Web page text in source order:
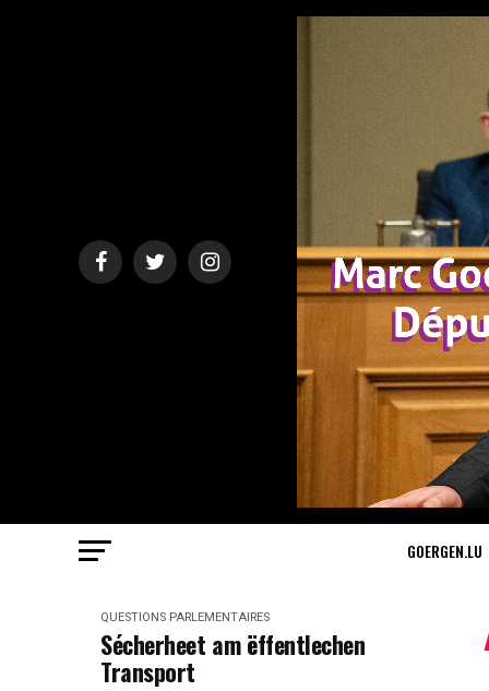
GOERGEN.LU
QUESTIONS PARLEMENTAIRES
Sécherheet am ëffentlechen
Transport